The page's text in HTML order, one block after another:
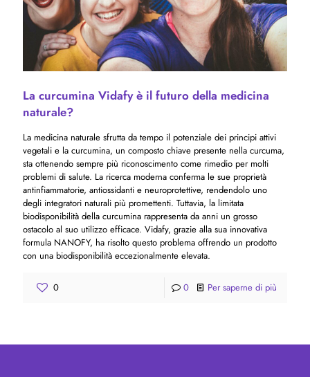
La curcumina Vidafy è il futuro della medicina
naturale?
La medicina naturale sfrutta da tempo il potenziale dei principi attivi
vegetali e la curcumina, un composto chiave presente nella curcuma,
sta ottenendo sempre più riconoscimento come rimedio per molti
problemi di salute. La ricerca moderna conferma le sue proprietà
antinfiammatorie, antiossidanti e neuroprotettive, rendendolo uno
degli integratori naturali più promettenti. Tuttavia, la limitata
biodisponibilità della curcumina rappresenta da anni un grosso
ostacolo al suo utilizzo efficace. Vidafy, grazie alla sua innovativa
formula NANOFY, ha risolto questo problema offrendo un prodotto
con una biodisponibilità eccezionalmente elevata.
0 0 Per saperne di più